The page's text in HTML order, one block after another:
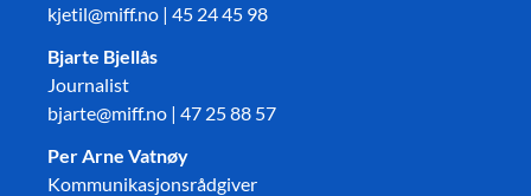
kjetil@miff.no | 45 24 45 98
Bjarte Bjellås
Journalist
bjarte@miff.no | 47 25 88 57
Per Arne Vatnøy
Kommunikasjonsrådgiver